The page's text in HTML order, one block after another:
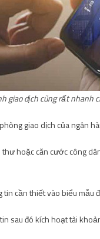
giao dịch cũng rất nhanh
giao dịch của ngân
hoặc căn cước công
cần thiết vào biểu mẫu
sau đó kích hoạt tài